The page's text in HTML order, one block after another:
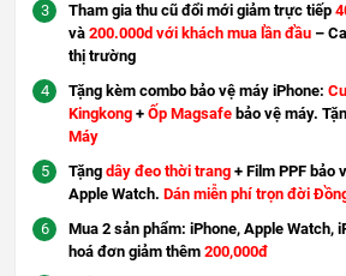
Tham gia thu cũ đổi mới giảm trực tiếp
và 200.000d với khách mua lần đầu –
thị trường
Tặng kèm combo bảo vệ máy iPhone:
Kingkong + Ốp Magsafe bảo vệ máy.
Máy
Tặng dây đeo thời trang + Film PPF bảo
Apple Watch. Dán miễn phí trọn đời
Mua 2 sản phẩm: iPhone, Apple Watch,
hoá đơn giảm thêm 200,000đ